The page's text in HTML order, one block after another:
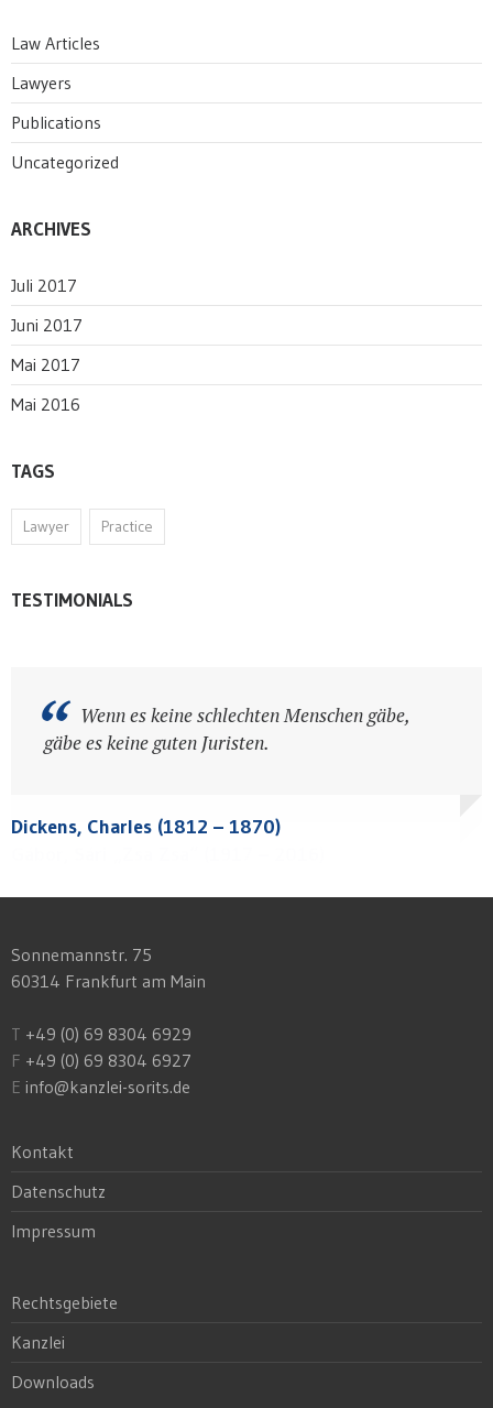
Law Articles
Lawyers
Publications
Uncategorized
ARCHIVES
Juli 2017
Juni 2017
Mai 2017
Mai 2016
TAGS
Lawyer Practice
TESTIMONIALS
Ich habe gelernt, dass nicht Diamanten,
sondern Scheidungsanwälte der beste Freund einer
Wenn es keine schlechten Menschen gäbe,
gäbe es keine guten Juristen.
Dickens, Charles (1812 – 1870)
Sonnemannstr. 75
60314 Frankfurt am Main
T +49 (0) 69 8304 6929
F +49 (0) 69 8304 6927
E info@kanzlei-sorits.de
Kontakt
Datenschutz
Impressum
Rechtsgebiete
Kanzlei
Downloads